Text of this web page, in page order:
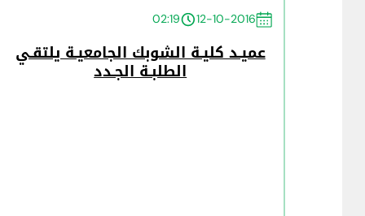
12-10-2016
02:19
عميـد كليـة الشوبك الجامعيـة يلتقـي
الطلبـة الجـدد